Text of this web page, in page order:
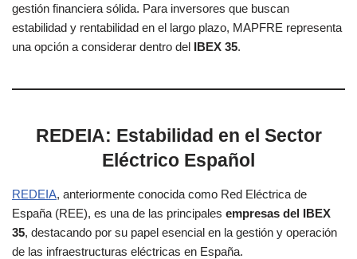
gestión financiera sólida. Para inversores que buscan
estabilidad y rentabilidad en el largo plazo, MAPFRE representa
una opción a considerar dentro del IBEX 35.
REDEIA: Estabilidad en el Sector
Eléctrico Español
REDEIA, anteriormente conocida como Red Eléctrica de
España (REE), es una de las principales empresas del IBEX
35, destacando por su papel esencial en la gestión y operación
de las infraestructuras eléctricas en España.